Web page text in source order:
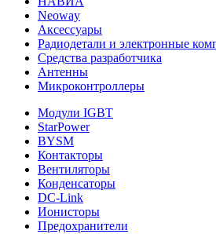
Neoway
Аксессуары
Радиодетали и электронные
Средства разработчика
Антенны
Микроконтроллеры
Модули IGBT
StarPower
BYSM
Контакторы
Вентиляторы
Конденсаторы
DC-Link
Ионисторы
Предохранители